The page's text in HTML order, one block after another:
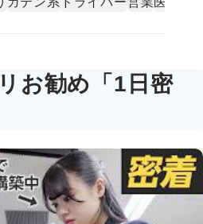
お勧め「1日密